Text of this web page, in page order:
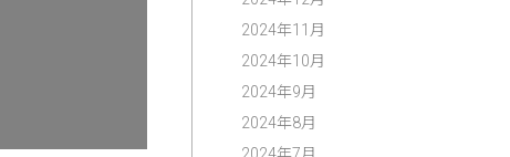
2024年11月
2024年10月
2024年9月
2024年8月
2024年7月